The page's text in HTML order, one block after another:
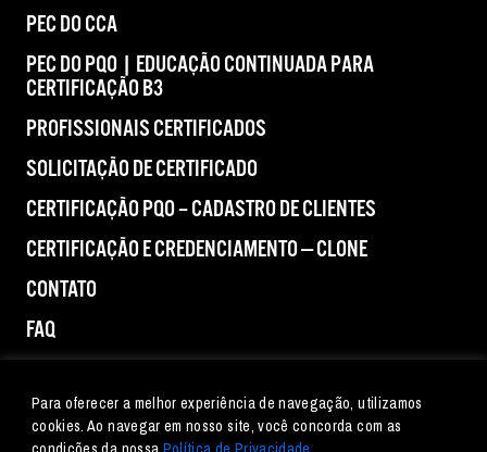
Para oferecer a melhor experiência de navegação, utilizamos
cookies. Ao navegar em nosso site, você concorda com as
PEC DO CCA
PEC DO PQO | EDUCAÇÃO CONTINUADA PARA
CERTIFICAÇÃO B3
PROFISSIONAIS CERTIFICADOS
SOLICITAÇÃO DE CERTIFICADO
CERTIFICAÇÃO PQO – CADASTRO DE CLIENTES
CERTIFICAÇÃO E CREDENCIAMENTO — CLONE
CONTATO
FAQ